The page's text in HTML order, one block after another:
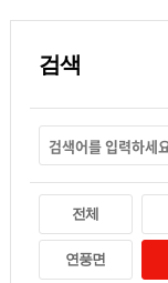
검색
전체
연풍면